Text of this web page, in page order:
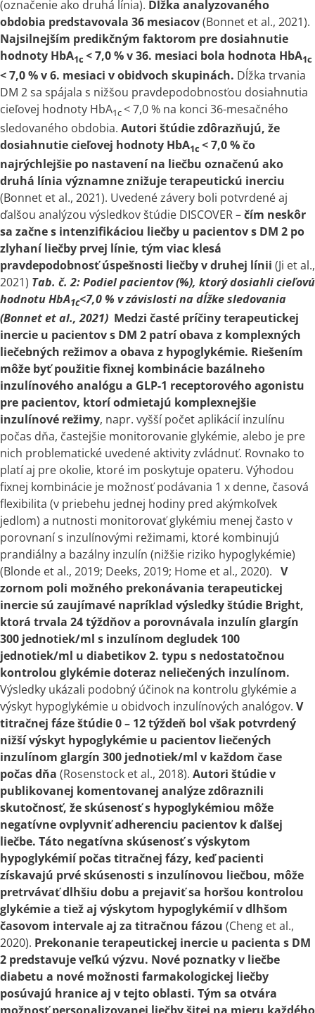
(označenie ako druhá línia). Dĺžka analyzovaného
obdobia predstavovala 36 mesiacov(Bonnet et al., 2021).
Najsilnejším predikčným faktorom pre dosiahnutie
hodnoty HbA1c <7,0 %v36. mesiaci bola hodnota HbA1c
<7,0 %v6. mesiaci vobidvoch skupinách. Dĺžka trvania
DM 2 sa spájala s nižšou pravdepodobnosťou dosiahnutia
cieľovej hodnoty HbA1c < 7,0 % na konci 36-mesačného
sledovaného obdobia. Autori štúdie zdôrazňujú, že
dosiahnutie cieľovej hodnoty HbA1c <7,0 % čo
najrýchlejšie po nastavení na liečbu označenú ako
druhá línia významne znižuje terapeutickú inerciu
(Bonnet et al., 2021). Uvedené závery boli potvrdené aj
ďalšou analýzou výsledkov štúdie DISCOVER –čím neskôr
sa začnes intenzifikáciou liečby u pacientovs DM 2 po
zlyhaní liečby prvej línie, tým viac klesá
pravdepodobnosť úspešnosti liečbyvdruhej línii (Ji et al.,
2021) Tab. č. 2: Podiel pacientov (%), ktorý dosiahli cieľovú
hodnotu HbA1c<7,0 % vzávislosti na dĺžke sledovania
(Bonnet et al., 2021) Medzi časté príčiny terapeutickej
inercie u pacientovs DM 2 patrí obava z komplexných
liečebných režimova obava z hypoglykémie. Riešením
môže byť použitie fixnej kombinácie bazálneho
inzulínového analógu a GLP-1 receptorového agonistu
pre pacientov, ktorí odmietajú komplexnejšie
inzulínové režimy, napr. vyšší počet aplikácií inzulínu
počas dňa, častejšie monitorovanie glykémie, alebo je pre
nich problematické uvedené aktivity zvládnuť. Rovnako to
platí aj pre okolie, ktoré im poskytuje opateru. Výhodou
fixnej kombinácie je možnosť podávania 1 x denne, časová
flexibilita (v priebehu jednej hodiny pred akýmkoľvek
jedlom) a nutnosti monitorovať glykémiu menej často v
porovnanís inzulínovými režimami, ktoré kombinujú
prandiálnya bazálny inzulín (nižšie riziko hypoglykémie)
(Blonde et al., 2019; Deeks, 2019; Home et al., 2020). V
zornom poli možného prekonávania terapeutickej
inercie sú zaujímavé napríklad výsledky štúdie Bright,
ktorá trvala 24 týždňova porovnávala inzulín glargín
300 jednotiek/ml s inzulínom degludek 100
jednotiek/ml u diabetikov 2. typu s nedostatočnou
kontrolou glykémie doteraz neliečených inzulínom.
Výsledky ukázali podobný účinok na kontrolu glykémiea
výskyt hypoglykémie u obidvoch inzulínových analógov. V
titračnej fáze štúdie 0 – 12 týždeň bol však potvrdený
nižší výskyt hypoglykémie u pacientov liečených
inzulínom glargín 300 jednotiek/ml v každom čase
počas dňa (Rosenstock et al., 2018). Autori štúdiev
publikovanej komentovanej analýze zdôraznili
skutočnosť, že skúsenosťs hypoglykémiou môže
negatívne ovplyvniť adherenciu pacientov kďalšej
liečbe. Táto negatívna skúsenosťsvýskytom
hypoglykémií počas titračnej fázy, keď pacienti
získavajú prvé skúsenosti s inzulínovou liečbou, môže
pretrvávať dlhšiu dobu a prejaviť sa horšou kontrolou
glykémiea tiež aj výskytom hypoglykémiívdlhšom
časovom intervale aj za titračnou fázou (Cheng et al.,
2020). Prekonanie terapeutickej inercie u pacienta s DM
2 predstavuje veľkú výzvu. Nové poznatkyv liečbe
diabetu a nové možnosti farmakologickej liečby
posúvajú hranice aj vtejto oblasti. Tým sa otvára